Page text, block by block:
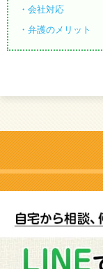
会社対応
弁護のメリット